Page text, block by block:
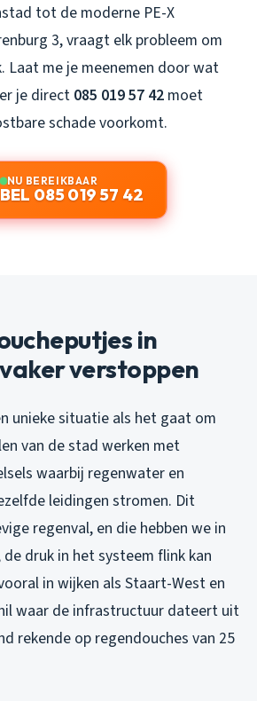
tot de moderne PE-X
3, vraagt elk probleem om
Laat me je meenemen door wat
je direct 085 019 57 42 moet
schade voorkomt.
NU BEREIKBAAR
BEL 085 019 57 42
in
verstoppen
unieke situatie als het gaat om
van de stad werken met
waarbij regenwater en
leidingen stromen. Dit
regenval, en die hebben we in
druk in het systeem flink kan
in wijken als Staart-West en
waar de infrastructuur dateert uit
rekende op regendouches van 25